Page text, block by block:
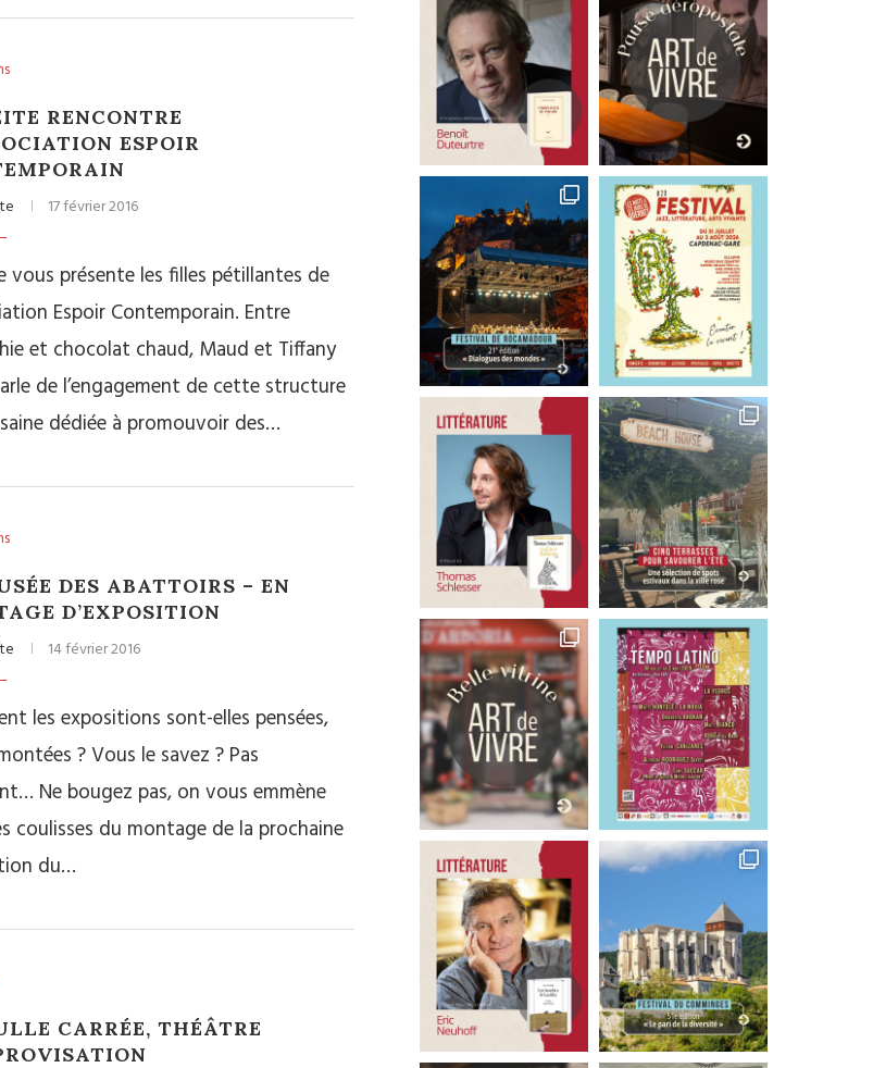
RENCONTRE
ESPOIR
17 février 2016
vous présente les filles pétillantes de
Espoir Contemporain. Entre
et chocolat chaud, Maud et Tiffany
de l’engagement de cette structure
dédiée à promouvoir des…
DES ABATTOIRS – EN
D’EXPOSITION
14 février 2016
les expositions sont-elles pensées,
? Vous le savez ? Pas
Ne bougez pas, on vous emmène
coulisses du montage de la prochaine
du…
CARRÉE, THÉÂTRE